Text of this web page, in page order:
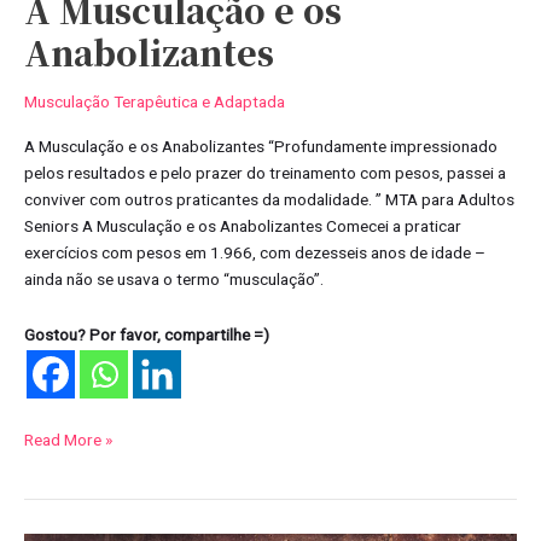
A Musculação e os
Anabolizantes
Musculação Terapêutica e Adaptada
A Musculação e os Anabolizantes “Profundamente impressionado
pelos resultados e pelo prazer do treinamento com pesos, passei a
conviver com outros praticantes da modalidade. ” MTA para Adultos
Seniors A Musculação e os Anabolizantes Comecei a praticar
exercícios com pesos em 1.966, com dezesseis anos de idade –
ainda não se usava o termo “musculação”.
Gostou? Por favor, compartilhe =)
Read More »